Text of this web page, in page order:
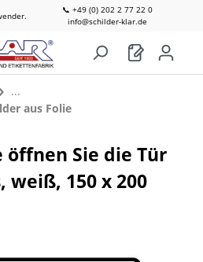
📞 +49 (0) 202 2 77 22 0
info@schilder-klar.de
aus Folie
Sie die Tür
weiß, 150 x 200